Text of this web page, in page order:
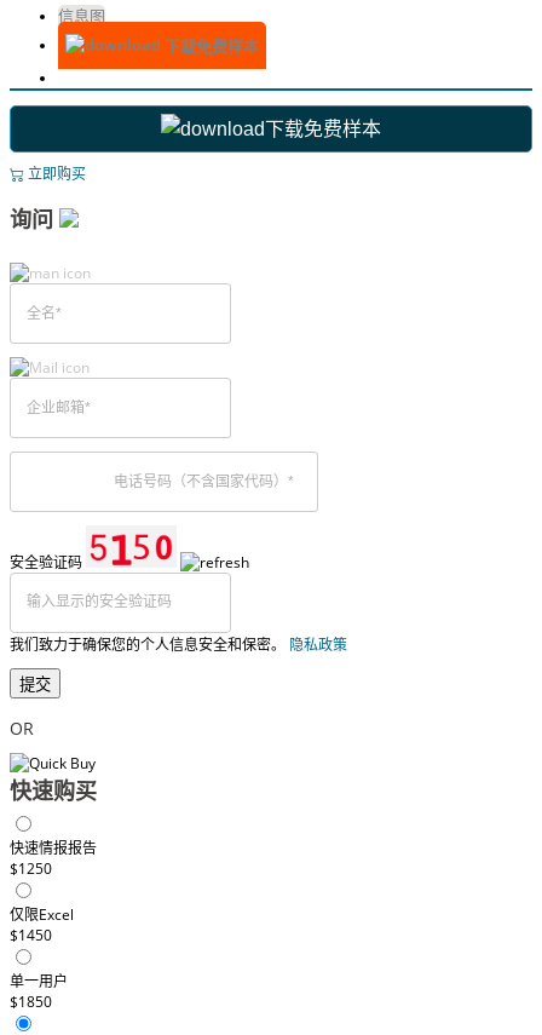
信息图
下载免费样本
下载免费样本
立即购买
询问
安全验证码
我们致力于确保您的个人信息安全和保密。 隐私政策
提交
OR
快速购买
快速情报报告
$1250
仅限Excel
$1450
单一用户
$1850